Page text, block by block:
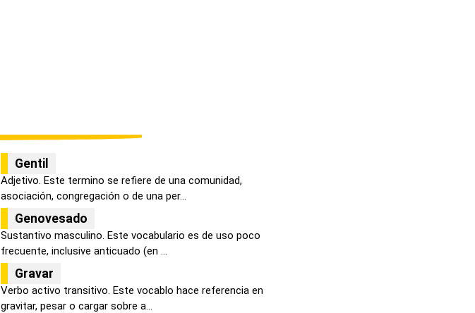
Gentil
Adjetivo. Este termino se refiere de una comunidad,
asociación, congregación o de una per...
Genovesado
Sustantivo masculino. Este vocabulario es de uso poco
frecuente, inclusive anticuado (en ...
Gravar
Verbo activo transitivo. Este vocablo hace referencia en
gravitar, pesar o cargar sobre a...